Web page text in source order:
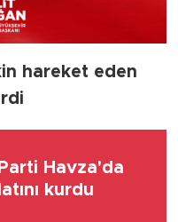
hareket eden
Havza'da
kurdu